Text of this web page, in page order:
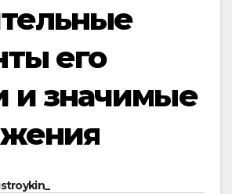
его
и значимые